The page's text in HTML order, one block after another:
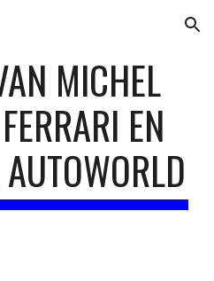
Skip to navigation
MICHEL
EN